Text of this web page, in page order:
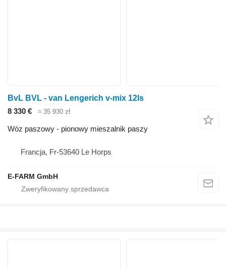
BvL BVL - van Lengerich v-mix 12ls
8 330 €
≈ 35 930 zł
Wóz paszowy - pionowy mieszalnik paszy
Francja, Fr-53640 Le Horps
E-FARM GmbH